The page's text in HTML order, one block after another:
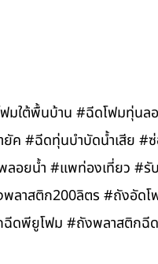
มใต้พื้นบ้าน #ฉีดโฟมทุ่นล
ยัค #ฉีดทุ่นบำบัดน้ำเสีย
อยน้ำ #แพท่องเที่ยว #รั
ลาสติก200ลิตร #ถังอัดโ
ดพียูโฟม #ถังพลาสติกฉี